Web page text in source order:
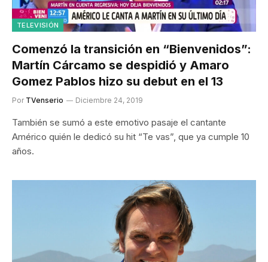
TELEVISIÓN
Comenzó la transición en “Bienvenidos”:
Martín Cárcamo se despidió y Amaro
Gomez Pablos hizo su debut en el 13
Por TVenserio Diciembre 24, 2019
También se sumó a este emotivo pasaje el cantante
Américo quién le dedicó su hit “Te vas”, que ya cumple 10
años.